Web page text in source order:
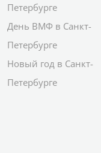
Петербурге
День ВМФ в Санкт-
Петербурге
Новый год в Санкт-
Петербурге